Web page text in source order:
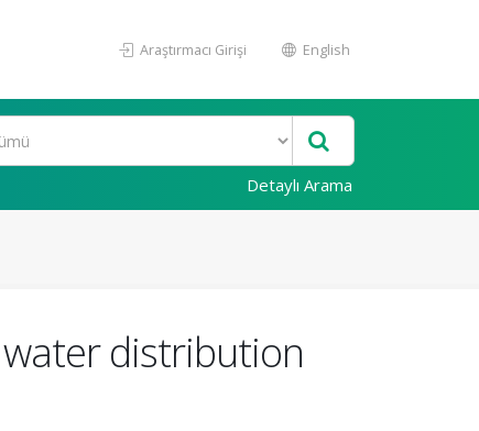
Araştırmacı Girişi English
Detaylı Arama
distribution